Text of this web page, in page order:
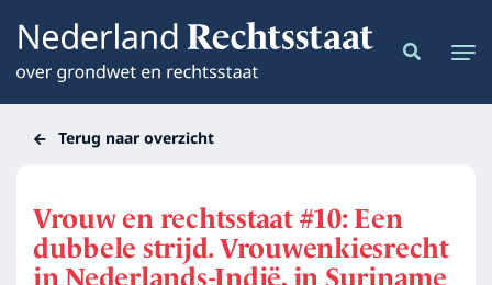
Terug naar overzicht
Vrouw en rechtsstaat #10: Een
dubbele strijd. Vrouwenkiesrecht
in Nederlands-Indië, in Suriname